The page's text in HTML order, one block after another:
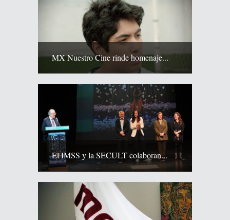
MX Nuestro Cine rinde homenaje...
El IMSS y la SECULT colaboran...